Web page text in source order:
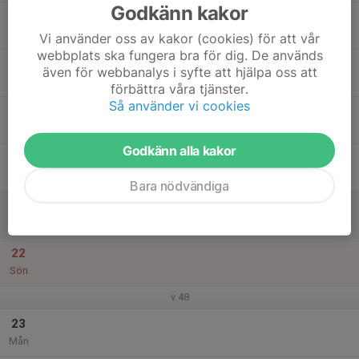
20
22
Sön
v.48
23
Mån
Godkänn kakor
Vi använder oss av kakor (cookies) för att vår
webbplats ska fungera bra för dig. De används
även för webbanalys i syfte att hjälpa oss att
förbättra våra tjänster.
Så använder vi cookies
Godkänn alla kakor
Bara nödvändiga